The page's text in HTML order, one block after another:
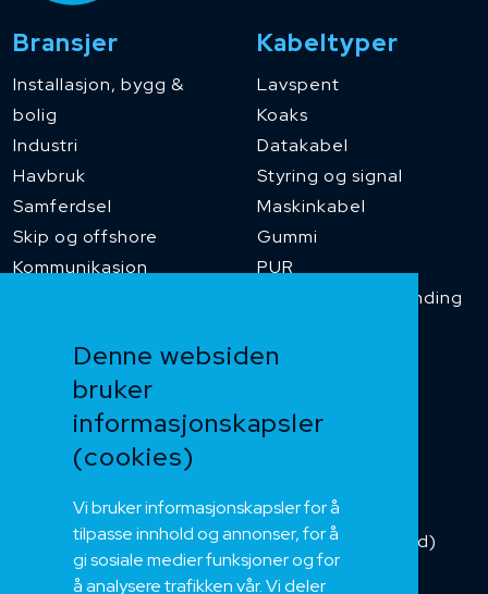
Denne websiden
bruker
informasjonskapsler
(cookies)
Vi bruker informasjonskapsler for å
tilpasse innhold og annonser, for å
gi sosiale medier funksjoner og for
å analysere trafikken vår. Vi deler
Bransjer
Installasjon, bygg &
bolig
Industri
Havbruk
Samferdsel
Skip og offshore
Kommunikasjon
Kabeltyper
Lavspent
Koaks
Datakabel
Styring og signal
Maskinkabel
Gummi
PUR
Temperaturbestanding
Heis og kran
Kategorikabel
Installasjonskabel
Kombikabel (Hybrid)
DNV sertifisert